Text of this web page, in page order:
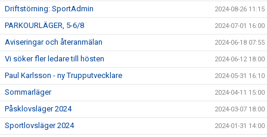
Driftstörning: SportAdmin 2024-08-26 11:15
PARKOURLÄGER, 5-6/8 2024-07-01 16:00
Aviseringar och återanmälan 2024-06-18 07:55
Vi söker fler ledare till hösten 2024-06-12 18:00
Paul Karlsson - ny Trupputvecklare 2024-05-31 16:10
Sommarläger 2024-04-11 15:00
Påsklovsläger 2024 2024-03-07 18:00
Sportlovsläger 2024 2024-01-31 14:00